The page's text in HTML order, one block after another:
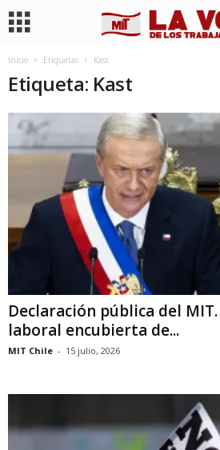
Inicio Etiquetas Kast
Etiqueta: Kast
Declaración pública del
laboral encubierta de...
MIT Chile - 15 julio, 2026